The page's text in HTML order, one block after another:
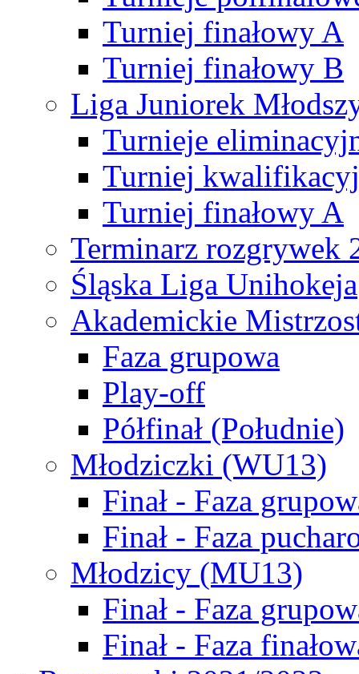
Turniej finałowy A
Turniej finałowy B
Liga Juniorek
Turnieje
Turniej
Turniej finałowy A
Terminarz rozgrywek
Śląska Liga Unihokeja
Akademickie
Faza grupowa
Play-off
Półfinał (Południe)
Młodziczki (WU13)
Finał - Faza
Finał - Faza
Młodzicy (MU13)
Finał - Faza
Finał - Faza